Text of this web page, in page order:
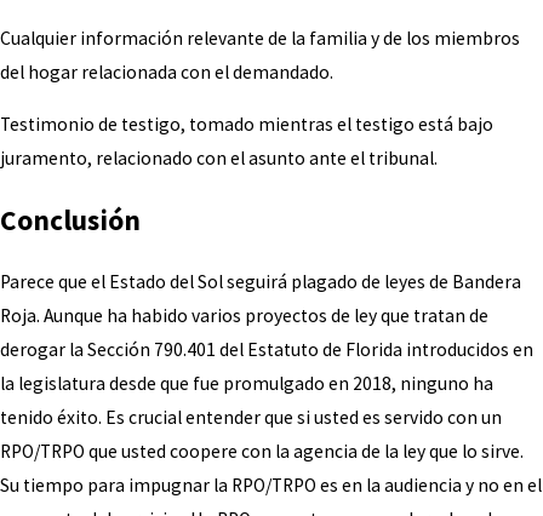
Cualquier información relevante de la familia y de los miembros
del hogar relacionada con el demandado.
Testimonio de testigo, tomado mientras el testigo está bajo
juramento, relacionado con el asunto ante el tribunal.
Conclusión
Parece que el Estado del Sol seguirá plagado de leyes de Bandera
Roja. Aunque ha habido varios proyectos de ley que tratan de
derogar la Sección 790.401 del Estatuto de Florida introducidos en
la legislatura desde que fue promulgado en 2018, ninguno ha
tenido éxito. Es crucial entender que si usted es servido con un
RPO/TRPO que usted coopere con la agencia de la ley que lo sirve.
Su tiempo para impugnar la RPO/TRPO es en la audiencia y no en el